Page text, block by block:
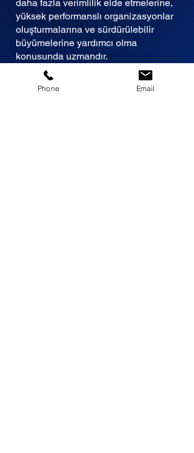
daha fazla verimlilik elde etmelerine,
yüksek performanslı organizasyonlar
oluşturmalarına ve sürdürülebilir
büyümelerine yardımcı olma
konusunda uzmandır.
Genel Merkez:
Phone Email